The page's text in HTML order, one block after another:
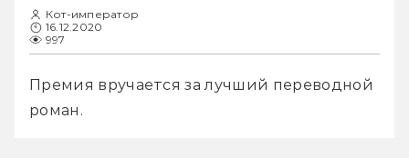
Кот-император
16.12.2020
997
Премия вручается за лучший переводной
роман.